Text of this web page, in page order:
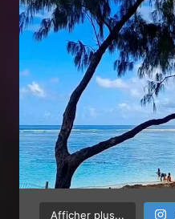
Afficher plus...